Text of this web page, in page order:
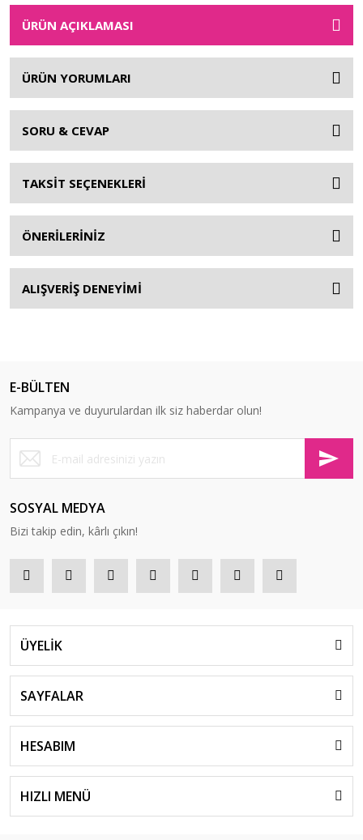
ÜRÜN AÇIKLAMASI
ÜRÜN YORUMLARI
SORU & CEVAP
TAKSİT SEÇENEKLERİ
ÖNERİLERİNİZ
ALIŞVERİŞ DENEYİMİ
E-BÜLTEN
Kampanya ve duyurulardan ilk siz haberdar olun!
SOSYAL MEDYA
Bizi takip edin, kârlı çıkın!
ÜYELİK
SAYFALAR
HESABIM
HIZLI MENÜ